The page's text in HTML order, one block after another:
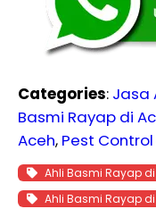
Categories: Jasa
Basmi Rayap di
Aceh, Pest
Ahli Basmi Rayap
Ahli Basmi Rayap